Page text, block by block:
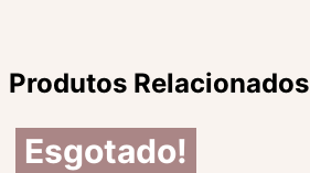
Produtos Relacionados
Esgotado!